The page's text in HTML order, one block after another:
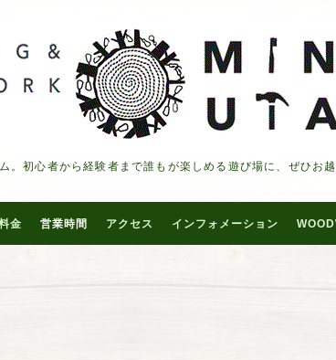
。初心者から経験者まで誰もが楽しめる遊び場に、ぜひお越
金 営業時間 アクセス インフォメーション